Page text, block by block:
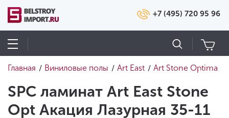
+7 (495) 720 95 96
Главная / Виниловые полы / Art East / Art Stone Optima
SPC ламинат Art East Stone
Opt Акация Лазурная 35-11